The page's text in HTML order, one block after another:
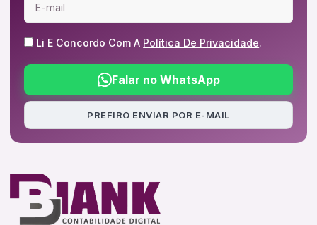
Li E Concordo Com A Política De Privacidade.
Falar no WhatsApp
PREFIRO ENVIAR POR E-MAIL